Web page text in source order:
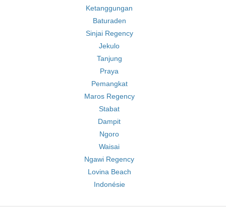
Ketanggungan
Baturaden
Sinjai Regency
Jekulo
Tanjung
Praya
Pemangkat
Maros Regency
Stabat
Dampit
Ngoro
Waisai
Ngawi Regency
Lovina Beach
Indonésie